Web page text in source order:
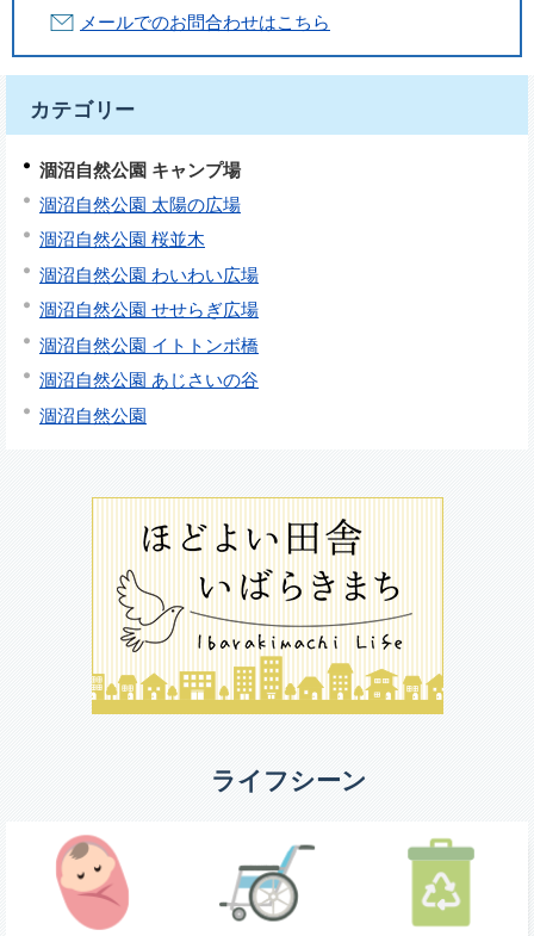
メールでのお問合わせはこちら
カテゴリー
涸沼自然公園 キャンプ場
涸沼自然公園 太陽の広場
涸沼自然公園 桜並木
涸沼自然公園 わいわい広場
涸沼自然公園 せせらぎ広場
涸沼自然公園 イトトンボ橋
涸沼自然公園 あじさいの谷
涸沼自然公園
ライフシーン